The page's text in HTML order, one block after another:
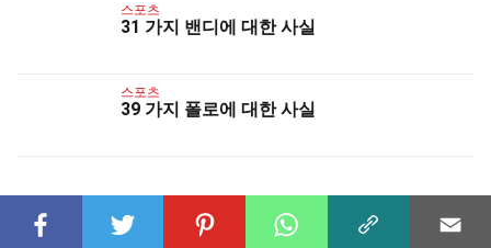
스포츠
31 가지 밴디에 대한 사실
스포츠
39 가지 폴로에 대한 사실